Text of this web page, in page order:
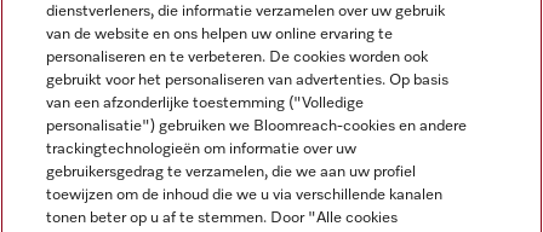
Miele op Instagram
Miele op Facebook
Miele op Youtube
dienstverleners, die informatie verzamelen over uw gebruik
van de website en ons helpen uw online ervaring te
personaliseren en te verbeteren. De cookies worden ook
gebruikt voor het personaliseren van advertenties. Op basis
van een afzonderlijke toestemming ("Volledige
personalisatie") gebruiken we Bloomreach-cookies en andere
trackingtechnologieën om informatie over uw
gebruikersgedrag te verzamelen, die we aan uw profiel
toewijzen om de inhoud die we u via verschillende kanalen
tonen beter op u af te stemmen. Door "Alle cookies